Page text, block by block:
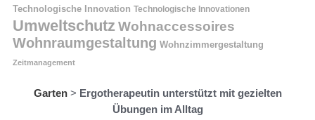
Technologische Innovation Technologische Innovationen
Umweltschutz Wohnaccessoires
Wohnraumgestaltung Wohnzimmergestaltung
Zeitmanagement
Garten> Ergotherapeutin unterstützt mit gezielten
Übungen im Alltag